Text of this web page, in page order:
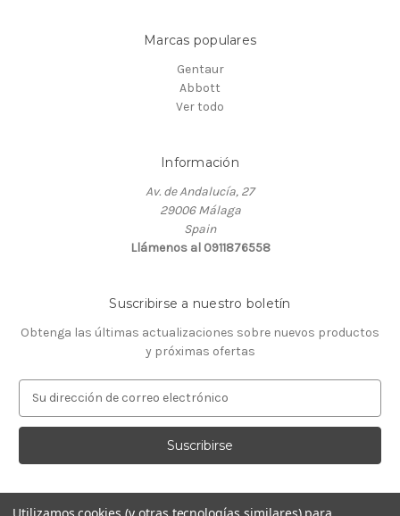
Marcas populares
Gentaur
Abbott
Ver todo
Información
Av. de Andalucía, 27
29006 Málaga
Spain
Llámenos al 0911876558
Suscribirse a nuestro boletín
Obtenga las últimas actualizaciones sobre nuevos productos
y próximas ofertas
r
c